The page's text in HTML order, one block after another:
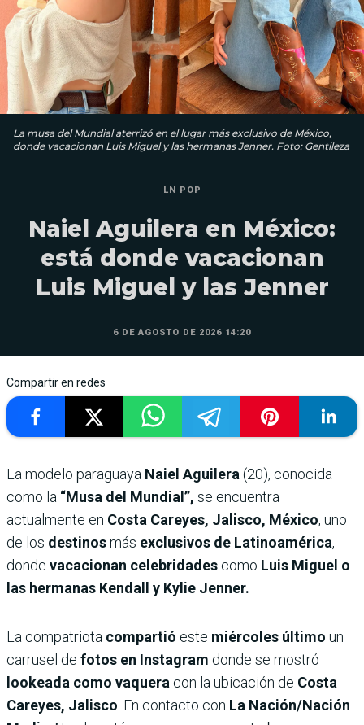
La musa del Mundial aterrizó en el lugar más exclusivo de México,
donde vacacionan Luis Miguel y las hermanas Jenner. Foto: Gentileza
LN POP
Naiel Aguilera en México:
está donde vacacionan
Luis Miguel y las Jenner
6 DE AGOSTO DE 2026 14:20
Compartir en redes
La modelo paraguaya Naiel Aguilera (20), conocida
como la “Musa del Mundial”, se encuentra
actualmente en Costa Careyes, Jalisco, México, uno
de los destinosmás exclusivos de Latinoamérica,
donde vacacionan celebridades como Luis Miguel o
las hermanas Kendall y Kylie Jenner.
La compatriota compartió este miércoles último un
carrusel de fotos en Instagram donde se mostró
lookeada como vaquera con la ubicación de Costa
Careyes, Jalisco . En contacto con La Nación/Nación